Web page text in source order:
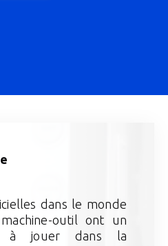
dans le monde
outil ont un
à jouer dans la